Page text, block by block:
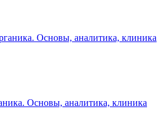
Основы, аналитика, клиника